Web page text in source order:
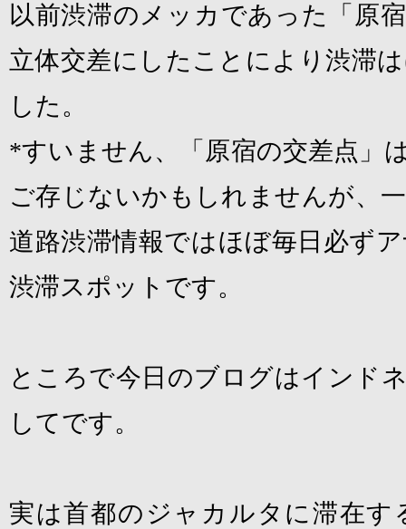
以前渋滞のメッカであった「原
立体交差にしたことにより渋滞
した。
*すいません、「原宿の交差点」
ご存じないかもしれませんが、
道路渋滞情報ではほぼ毎日必ず
渋滞スポットです。
ところで今日のブログはインド
してです。
実は首都のジャカルタに滞在